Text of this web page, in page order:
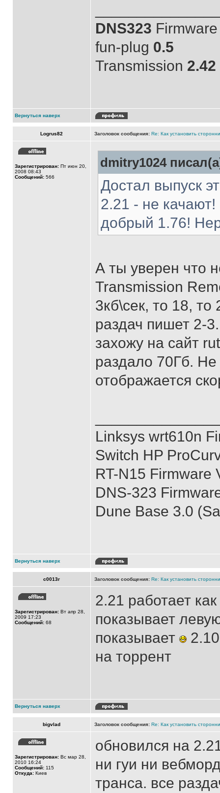
DNS323
fun-plug 0.5
Transmission 2.42
Вернуться наверх
Logrus82 Заголовок сообщения: Re: Как установить
Зарегистрирован: Пт июн 20,
2008 08:43
Сообщений: 566
dmitry1024
Достал выпуск
2.21 - не
добрый 1.76!
А ты уверен что
Transmission
3кб\сек, то 18, то
раздач пишет 2-
захожу на сайт
раздало 70Гб. Не
отображается
Linksys wrt610n
Switch HP
RT-N15 Firmware
DNS-323
Dune Base 3.0
Вернуться наверх
c0013r Заголовок сообщения: Re: Как установить
Зарегистрирован: Вт апр 28,
2009 17:23
Сообщений: 68
2.21 работает
показывает
показывает
на торрент
Вернуться наверх
bigvlad Заголовок сообщения: Re: Как установить
Зарегистрирован: Вс мар 28,
2010 16:24
Сообщений: 115
Откуда: Киев
обновился на
ни гуи ни
транса. все